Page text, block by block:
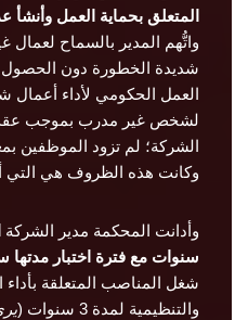
المتعلق بحماية العمل وأنشأ
واتُّهم المدير بالسماح لعمال
شديدة الخطورة دون
العمل الحكومي لأداء أعمال
لشخص غير مدرب بموجب عقد
الشركة؛ لم تزود الموظفين
وكانت هذه الظروف هي التي
وأدانت المحكمة مدير الشركة
سنوات مع فترة اختبار مدتها
شغل المناصب المتعلقة بأداء
والتنظيمية لمدة 3 سنوات (